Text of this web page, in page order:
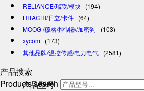
产品型号
RELIANCE/瑞联/模块 (194)
HITACHI/日立/卡件 (64)
MOOG /穆格/控制器/加密狗
(103)
xycom (173)
其他品牌/温控传感/电力电气 (2581)
产品搜索
Products search